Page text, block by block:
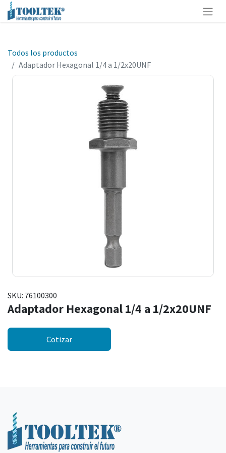
Todos los productos
Adaptador Hexagonal 1/4 a 1/2x20UNF
SKU: 76100300
Adaptador Hexagonal 1/4 a 1/2x20UNF
Cotizar